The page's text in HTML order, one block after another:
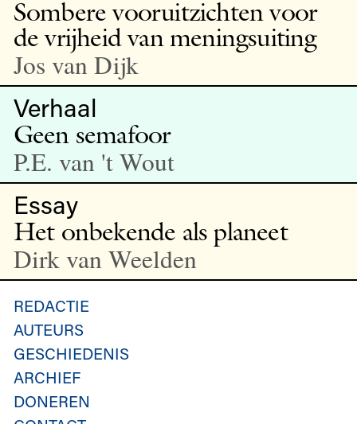
Sombere vooruitzichten voor
de vrijheid van meningsuiting
Jos van Dijk
Verhaal
Geen semafoor
P.E. van 't Wout
Essay
Het onbekende als planeet
Dirk van Weelden
REDACTIE
AUTEURS
GESCHIEDENIS
ARCHIEF
DONEREN